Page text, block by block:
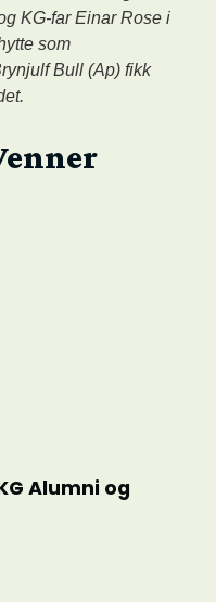
Alumni og
KG-far Einar Rose i
som
Bull (Ap) fikk